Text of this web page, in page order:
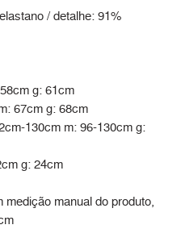
/ detalhe: 91%
g: 61cm
67cm g: 68cm
130cm m: 96-130cm g:
g: 24cm
manual do produto,